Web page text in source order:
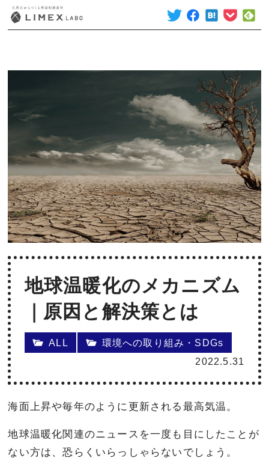
地球温暖化のメカニズム
｜原因と解決策とは
ALL
環境への取り組み・SDGs
2022.5.31
海面上昇や毎年のように更新される最高気温。
地球温暖化関連のニュースを一度も目にしたことが
ない方は、恐らくいらっしゃらないでしょう。